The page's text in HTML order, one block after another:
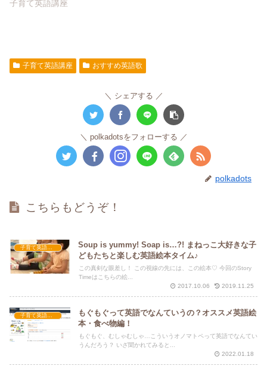
子育て英語講座
子育て英語講座 おすすめ英語歌
シェアする
polkadotsをフォローする
polkadots
こちらもどうぞ！
子育て英語講座
Soup is yummy! Soap is…?! まねっこ大好きな子
どもたちと楽しむ英語絵本タイム♪
この真剣な眼差し！ この視線の先には、この絵本♡ 今回のStory
Timeはこちらの絵...
2017.10.06
2019.11.25
もぐもぐって英語でなんていうの？オススメ英語絵
本・食べ物編！
もぐもぐ、むしゃむしゃ…こういうオノマトペって英語でなんてい
うんだろう？ いざ聞かれてみると...
2022.01.18